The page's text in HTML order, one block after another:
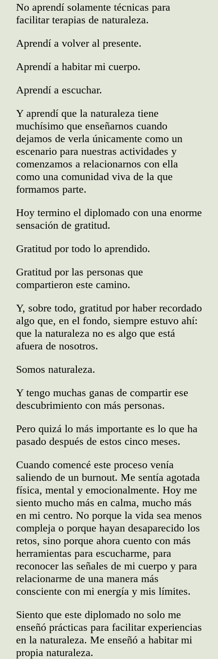
No aprendí solamente técnicas para
facilitar terapias de naturaleza.
Aprendí a volver al presente.
Aprendí a habitar mi cuerpo.
Aprendí a escuchar.
Y aprendí que la naturaleza tiene
muchísimo que enseñarnos cuando
dejamos de verla únicamente como un
escenario para nuestras actividades y
comenzamos a relacionarnos con ella
como una comunidad viva de la que
formamos parte.
Hoy termino el diplomado con una enorme
sensación de gratitud.
Gratitud por todo lo aprendido.
Gratitud por las personas que
compartieron este camino.
Y, sobre todo, gratitud por haber recordado
algo que, en el fondo, siempre estuvo ahí:
que la naturaleza no es algo que está
afuera de nosotros.
Somos naturaleza.
Y tengo muchas ganas de compartir ese
descubrimiento con más personas.
Pero quizá lo más importante es lo que ha
pasado después de estos cinco meses.
Cuando comencé este proceso venía
saliendo de un burnout. Me sentía agotada
física, mental y emocionalmente. Hoy me
siento mucho más en calma, mucho más
en mi centro. No porque la vida sea menos
compleja o porque hayan desaparecido los
retos, sino porque ahora cuento con más
herramientas para escucharme, para
reconocer las señales de mi cuerpo y para
relacionarme de una manera más
consciente con mi energía y mis límites.
Siento que este diplomado no solo me
enseñó prácticas para facilitar experiencias
en la naturaleza. Me enseñó a habitar mi
propia naturaleza.